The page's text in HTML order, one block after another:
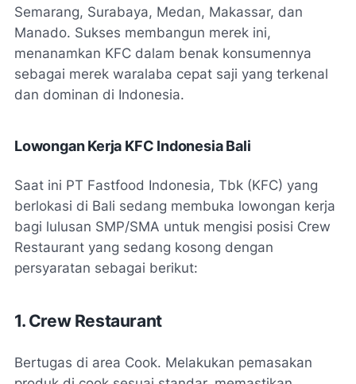
Semarang, Surabaya, Medan, Makassar, dan
Manado. Sukses membangun merek ini,
menanamkan KFC dalam benak konsumennya
sebagai merek waralaba cepat saji yang terkenal
dan dominan di Indonesia.
Lowongan Kerja KFC Indonesia Bali
Saat ini PT Fastfood Indonesia, Tbk (KFC) yang
berlokasi di Bali sedang membuka lowongan kerja
bagi lulusan SMP/SMA untuk mengisi posisi Crew
Restaurant yang sedang kosong dengan
persyaratan sebagai berikut:
1. Crew Restaurant
Bertugas di area Cook. Melakukan pemasakan